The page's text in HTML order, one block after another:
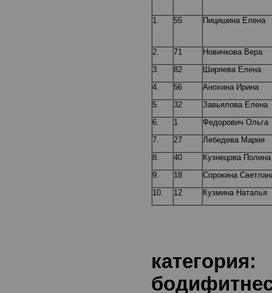
1. 55 Пицишина Елена
2. 71
Новичкова Вера
3.
82
Ширяева Елена
4.
56
Анохина Ирина
5.
32
Завьялова Елена
6.
1
Федорович Ольга
7.
27
Лебедева Мария
8.
40
Кузнецова Полина
9.
18
Сорокина
10.
12 Кузмина Наталья
категория: